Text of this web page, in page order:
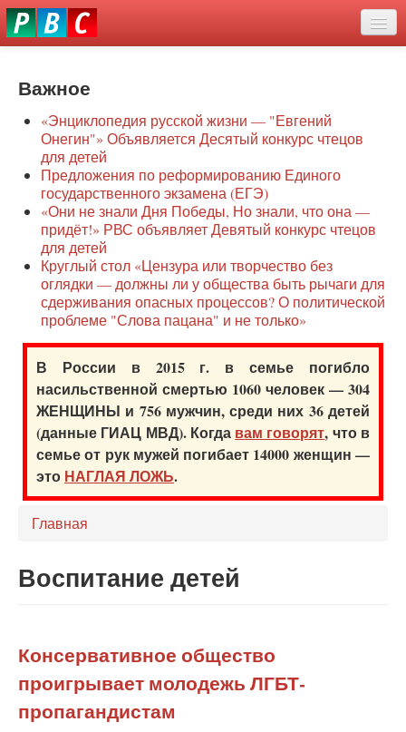
Перейти
к
О нас
Защита семей
Образование
Наше сопротивление
Регионы
Видео
Важное
«Энциклопедия русской жизни — "Евгений
Онегин"» Объявляется Десятый конкурс чтецов
для детей
Предложения по реформированию Единого
государственного экзамена (ЕГЭ)
«Они не знали Дня Победы, Но знали, что она —
придёт!» РВС объявляет Девятый конкурс чтецов
для детей
Круглый стол «Цензура или творчество без
оглядки — должны ли у общества быть рычаги для
сдерживания опасных процессов? О политической
проблеме "Слова пацана" и не только»
В России в 2015 г. в семье погибло
насильственной смертью 1060 человек — 304
ЖЕНЩИНЫ и 756 мужчин, среди них 36 детей
(данные ГИАЦ МВД). Когда вам говорят, что в
семье от рук мужей погибает 14000 женщин —
это НАГЛАЯ ЛОЖЬ.
Главная
Воспитание детей
Консервативное общество
проигрывает молодежь ЛГБТ-
пропагандистам